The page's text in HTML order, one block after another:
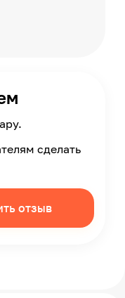
сделать
отзыв